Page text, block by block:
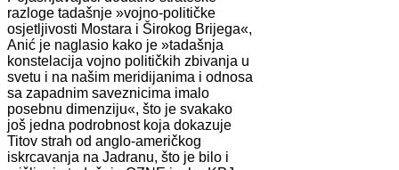
razloge tadašnje »vojno-političke
osjetljivosti Mostara i Širokog Brijega«,
Anić je naglasio kako je »tadašnja
konstelacija vojno političkih zbivanja u
svetu i na našim meridijanima i odnosa
sa zapadnim saveznicima imalo
posebnu dimenziju«, što je svakako
još jedna podrobnost koja dokazuje
Titov strah od anglo-američkog
iskrcavanja na Jadranu, što je bilo i